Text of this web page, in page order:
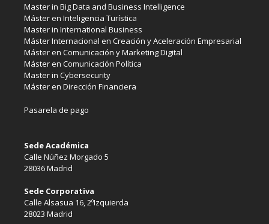
Master in Big Data and Business Intelligence
Máster en Inteligencia Turística
Master in International Business
Máster Internacional en Creación y Aceleración Empresarial
Máster en Comunicación y Marketing Digital
Máster en Comunicación Política
Master in Cybersecurity
Máster en Dirección Financiera
Pasarela de pago
Sede Académica
Calle Núñez Morgado 5
28036 Madrid
Sede Corporativa
Calle Alsasua 16, 2ºIzquierda
28023 Madrid